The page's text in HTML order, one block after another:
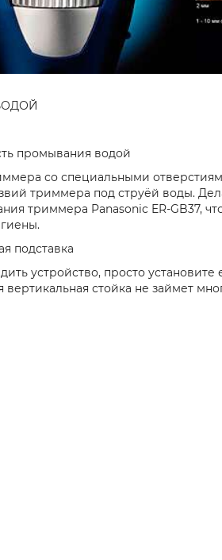
промывания водой
со специальными
триммера под струёй воды.
триммера Panasonic ER-GB37,
подставка
устройство, просто
вертикальная стойка не займет